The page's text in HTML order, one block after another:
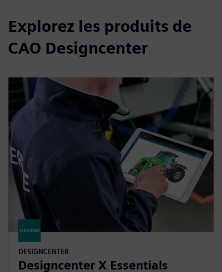
Explorez les produits de
CAO Designcenter
DESIGNCENTER
Designcenter X Essentials